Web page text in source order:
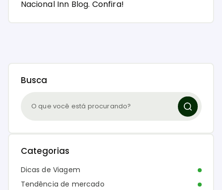
Nacional Inn Blog. Confira!
Busca
Categorias
Dicas de Viagem
Tendência de mercado